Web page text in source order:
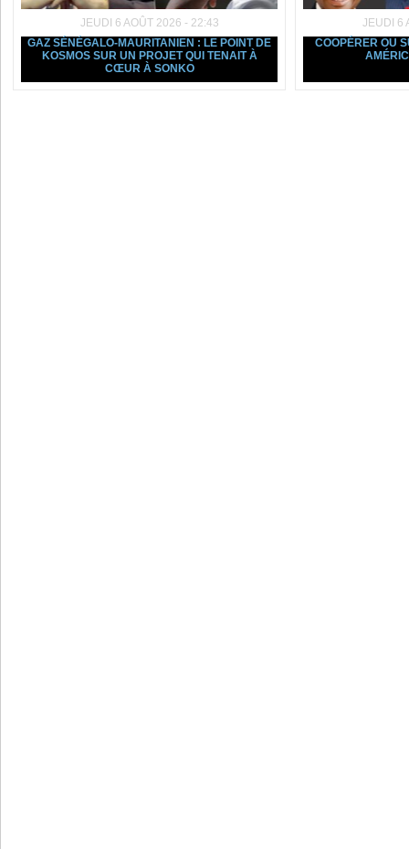
JEUDI 6 AOÛT 2026 - 22:43
GAZ SÉNÉGALO-MAURITANIEN : LE POINT DE
KOSMOS SUR UN PROJET QUI TENAIT À
CŒUR À SONKO
JEUDI 6
COOPÉRER OU